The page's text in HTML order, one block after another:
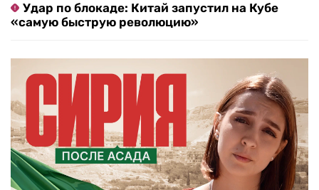
Удар по блокаде: Китай запустил на Кубе
«самую быструю революцию»